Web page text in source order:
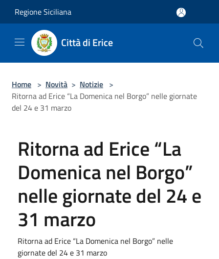
Regione Siciliana
Città di Erice
Home > Novità > Notizie >
Ritorna ad Erice “La Domenica nel Borgo” nelle giornate
del 24 e 31 marzo
Ritorna ad Erice “La
Domenica nel Borgo”
nelle giornate del 24 e
31 marzo
Ritorna ad Erice “La Domenica nel Borgo” nelle
giornate del 24 e 31 marzo